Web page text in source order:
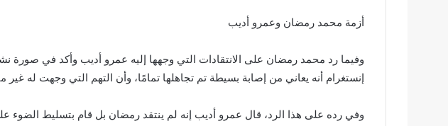
أزمة محمد رمضان وعمرو أديب
وفيما رد محمد رمضان على الانتقادات التي وجهها إليه عمرو أديب وأكد في
إنستغرام أنه يعاني من إصابة بسيطة تم تجاهلها تمامًا، وأن التهم التي وجهت له غير
وفي رده على هذا الرد، قال عمرو أديب إنه لم ينتقد رمضان بل قام بتسليط الضوء